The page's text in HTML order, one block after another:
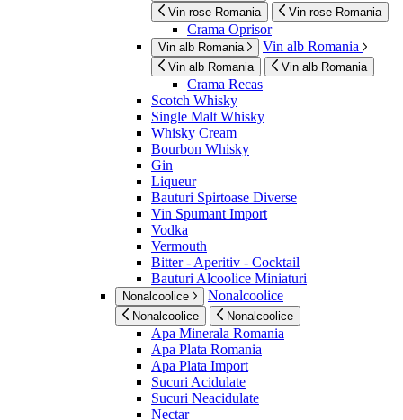
Vin rose Romania Vin rose Romania
Crama Oprisor
Vin alb Romania Vin alb Romania
Vin alb Romania Vin alb Romania
Crama Recas
Scotch Whisky
Single Malt Whisky
Whisky Cream
Bourbon Whisky
Gin
Liqueur
Bauturi Spirtoase Diverse
Vin Spumant Import
Vodka
Vermouth
Bitter - Aperitiv - Cocktail
Bauturi Alcoolice Miniaturi
Nonalcoolice Nonalcoolice
Nonalcoolice Nonalcoolice
Apa Minerala Romania
Apa Plata Romania
Apa Plata Import
Sucuri Acidulate
Sucuri Neacidulate
Nectar